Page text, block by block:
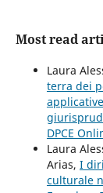
Most read
Laura
terra dei
DPCE
Laura
Arias, I
culturale